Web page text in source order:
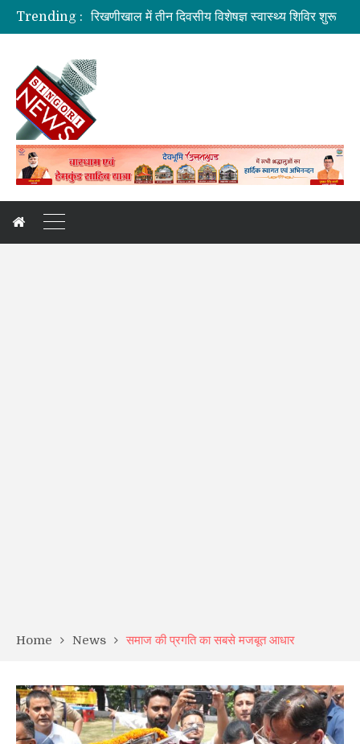
Trending :
रिखणीखाल में तीन दिवसीय विशेषज्ञ स्वास्थ्य शिविर शुरू
सहकारिता में हरियाणा व उत्तराखंड मिलकर करेंगे कामः डाॅ. धन सिंह रावत
मुख्यमंत्री से महानिदेशक एनसीसी ने की शिष्टाचार भेंट
Home News समाज की प्रगति का सबसे मजबूत आधार